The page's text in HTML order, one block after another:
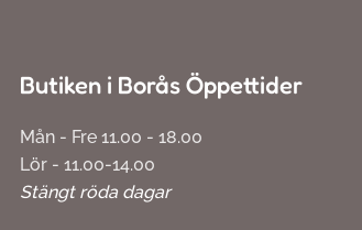
Butiken i Borås Öppettider
Mån - Fre 11.00 - 18.00
Lör - 11.00-14.00
Stängt röda dagar